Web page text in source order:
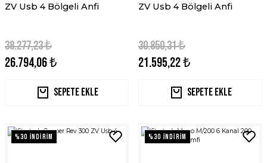
ZV Usb 4 Bölgeli Anfi
26.794,06 ₺
38.277,23 ₺
Sepete Ekle
ZV Usb 4 Bölgeli Anfi
21.595,22 ₺
30.850,31 ₺
Sepete Ekle
%30 İNDİRİM %30 İNDİRİM